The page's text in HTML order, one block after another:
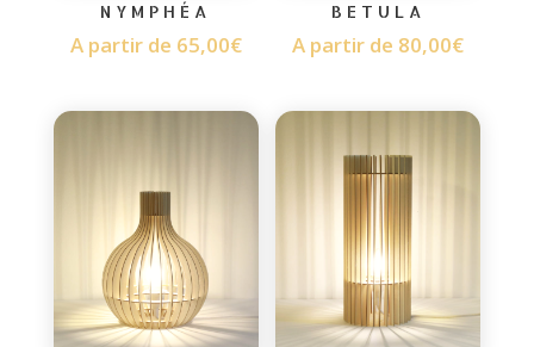
NYMPHÉA
A partir de 65,00€
BETULA
A partir de 80,00€